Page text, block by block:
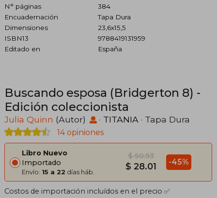
N° páginas
384
Encuadernación
Tapa Dura
Dimensiones
23,6x15,5
ISBN13
9788419131959
Editado en
España
Buscando esposa (Bridgerton 8) -
Edición coleccionista
Julia Quinn (Autor) · TITANIA · Tapa Dura
14 opiniones
Libro Nuevo
Importado
Envío: 15 a 22 días háb.
$ 50.93
$ 28.01 -45%
Costos de importación incluídos en el precio ✅